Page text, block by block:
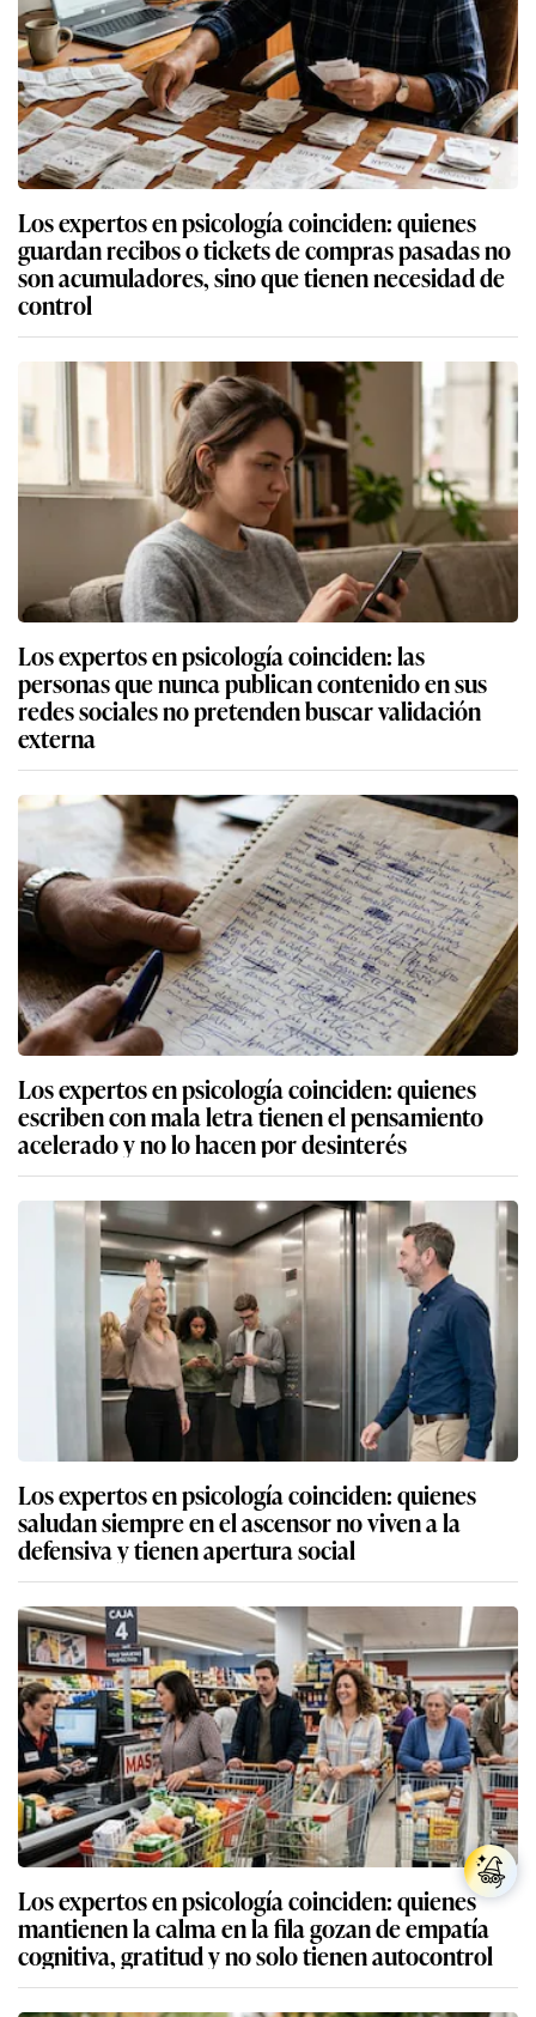
Los expertos en psicología coinciden: quienes
guardan recibos o tickets de compras pasadas no
son acumuladores, sino que tienen necesidad de
control
Los expertos en psicología coinciden: las
personas que nunca publican contenido en sus
redes sociales no pretenden buscar validación
externa
Los expertos en psicología coinciden: quienes
escriben con mala letra tienen el pensamiento
acelerado y no lo hacen por desinterés
Los expertos en psicología coinciden: quienes
saludan siempre en el ascensor no viven a la
defensiva y tienen apertura social
Los expertos en psicología coinciden: quienes
mantienen la calma en la fila gozan de empatía
cognitiva, gratitud y no solo tienen autocontrol